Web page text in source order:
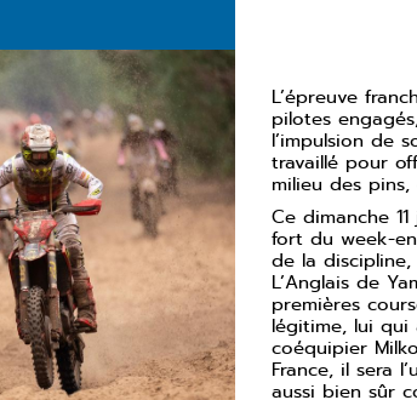
L’épreuve
pilotes
l’impulsion de
travaillé pour
milieu des
Ce dimanche
fort du week-
de la discipline,
L’Anglais de
premières
légitime, lui qui
coéquipier
France, il sera
aussi bien sûr